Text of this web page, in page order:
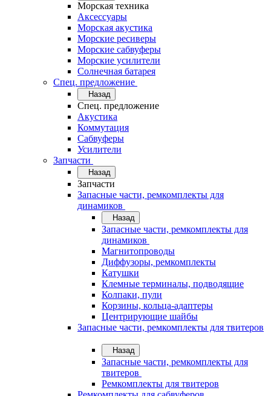
Морская техника
Аксессуары
Морская акустика
Морские ресиверы
Морские сабвуферы
Морские усилители
Солнечная батарея
Спец. предложение
Назад
Спец. предложение
Акустика
Коммутация
Сабвуферы
Усилители
Запчасти
Назад
Запчасти
Запасные части, ремкомплекты для
динамиков
Назад
Запасные части, ремкомплекты для
динамиков
Магнитопроводы
Диффузоры, ремкомплекты
Катушки
Клемные терминалы, подводящие
Колпаки, пули
Корзины, кольца-адаптеры
Центрирующие шайбы
Запасные части, ремкомплекты для твитеров
Назад
Запасные части, ремкомплекты для
твитеров
Ремкомплекты для твитеров